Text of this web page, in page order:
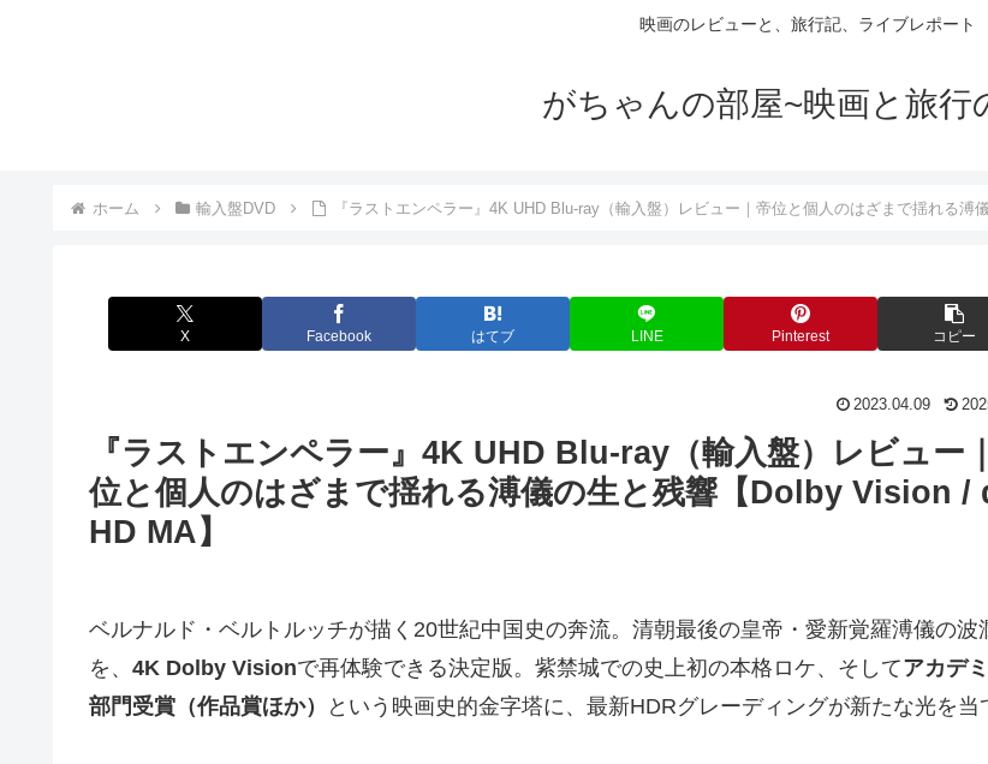
映画のレビューと、旅行記、ライブレポート
がちゃんの部屋~映画と旅行
ホーム 輸入盤DVD 『ラストエンペラー』4K UHD Blu-ray（輸入盤）レビュー｜帝位と個人のはざまで揺れる溥
X Facebook はてブ LINE Pinterest コピー
2023.04.09
『ラストエンペラー』4K UHD Blu-ray（輸入盤）レビュー
位と個人のはざまで揺れる溥儀の生と残響【Dolby Vision /
HD MA】
ベルナルド・ベルトルッチが描く20世紀中国史の奔流。清朝最後の皇帝・愛新覚羅溥儀の波
を、 4K Dolby Visionで再体験できる決定版。紫禁城での史上初の本格ロケ、そしてアカデ
部門受賞（作品賞ほか）
という映画史的金字塔に、最新HDRグレーディングが新たな光を当